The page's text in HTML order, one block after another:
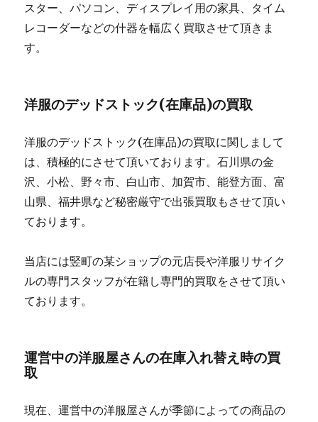
スター、パソコン、ディスプレイ用の家具、タイム
レコーダーなどの什器を幅広く買取させて頂きま
す。
洋服のデッドストック(在庫品)の買取
洋服のデッドストック(在庫品)の買取に関しまして
は、積極的にさせて頂いております。石川県の金
沢、小松、野々市、白山市、加賀市、能登方面、富
山県、福井県など秘密厳守で出張買取もさせて頂い
ております。
当店には竪町の某ショップの元店長や洋服リサイク
ルの専門スタッフが在籍し専門的買取をさせて頂い
ております。
運営中の洋服屋さんの在庫入れ替え時の買
取
現在、運営中の洋服屋さんが季節によっての商品の